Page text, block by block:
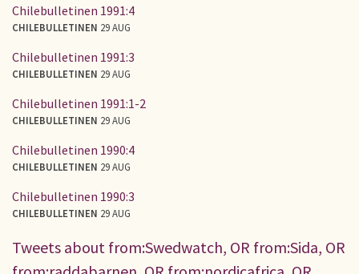
Chilebulletinen 1991:4
CHILEBULLETINEN 29 AUG
Chilebulletinen 1991:3
CHILEBULLETINEN 29 AUG
Chilebulletinen 1991:1-2
CHILEBULLETINEN 29 AUG
Chilebulletinen 1990:4
CHILEBULLETINEN 29 AUG
Chilebulletinen 1990:3
CHILEBULLETINEN 29 AUG
Tweets about from:Swedwatch, OR from:Sida, OR